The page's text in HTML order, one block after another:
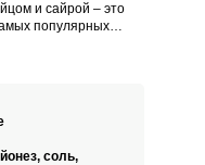
и сайрой – это
популярных
соль,